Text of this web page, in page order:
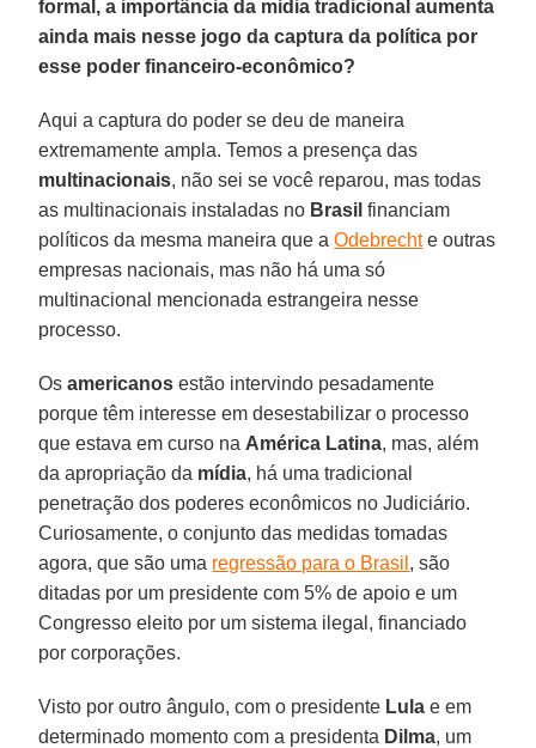
formal, a importância da mídia tradicional aumenta
ainda mais nesse jogo da captura da política por
esse poder financeiro-econômico?
Aqui a captura do poder se deu de maneira
extremamente ampla. Temos a presença das
multinacionais, não sei se você reparou, mas todas
as multinacionais instaladas no Brasil financiam
políticos da mesma maneira que aOdebrechte outras
empresas nacionais, mas não há uma só
multinacional mencionada estrangeira nesse
processo.
Osamericanos estão intervindo pesadamente
porque têm interesse em desestabilizar o processo
que estava em curso na América Latina, mas, além
da apropriação da mídia, há uma tradicional
penetração dos poderes econômicos no Judiciário.
Curiosamente, o conjunto das medidas tomadas
agora, que são uma regressão para o Brasil , são
ditadas por um presidente com 5% de apoio e um
Congresso eleito por um sistema ilegal, financiado
por corporações.
Visto por outro ângulo, com o presidente Lula e em
determinado momento com a presidenta Dilma, um